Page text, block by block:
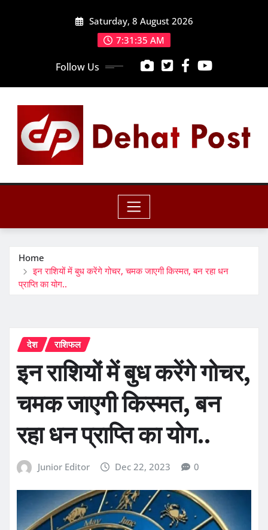
Saturday, 8 August 2026
7:31:36 AM
Follow Us
Home
इन राशियों में बुध करेंगे गोचर, चमक जाएगी किस्मत, बन रहा धन
प्राप्ति का योग..
देश राशिफल
इन राशियों में बुध करेंगे गोचर,
चमक जाएगी किस्मत, बन
रहा धन प्राप्ति का योग..
Junior Editor Dec 22, 2023 0